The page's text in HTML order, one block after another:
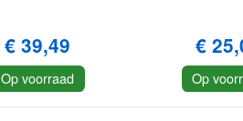
€ 39,49
Op voorraad
€
Op